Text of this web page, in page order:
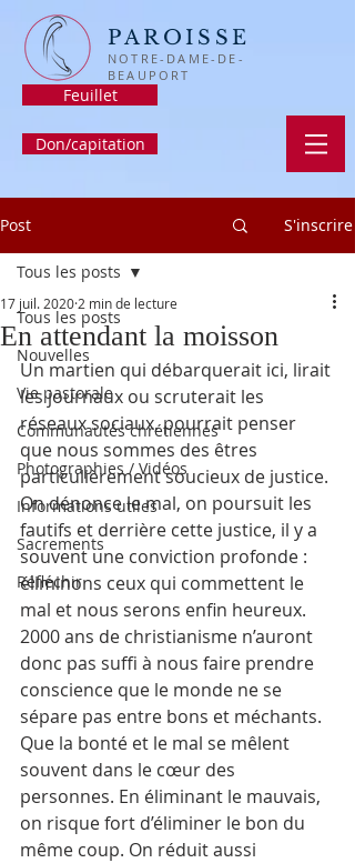
PAROISSE
NOTRE-DAME-DE-
BEAUPORT
Feuillet
Don/capitation
Post S'inscrire
Tous les posts
Nouvelles
Vie pastorale
Communautés chrétiennes
Photographies / Vidéos
Informations utiles
Sacrements
Réfléchir
Tous les posts
En attendant la moisson
17 juil. 2020 2 min de lecture
Un martien qui débarquerait ici, lirait
les journaux ou scruterait les
réseaux sociaux, pourrait penser
que nous sommes des êtres
particulièrement soucieux de justice.
On dénonce le mal, on poursuit les
fautifs et derrière cette justice, il y a
souvent une conviction profonde :
éliminons ceux qui commettent le
mal et nous serons enfin heureux.
2000 ans de christianisme n’auront
donc pas suffi à nous faire prendre
conscience que le monde ne se
sépare pas entre bons et méchants.
Que la bonté et le mal se mêlent
souvent dans le cœur des
personnes. En éliminant le mauvais,
on risque fort d’éliminer le bon du
même coup. On réduit aussi